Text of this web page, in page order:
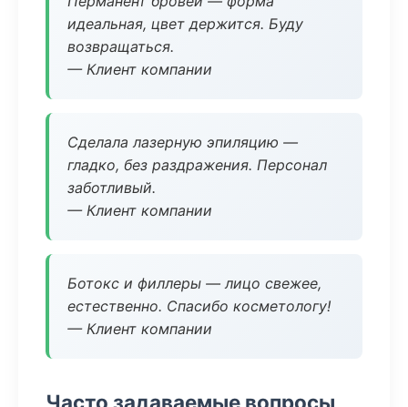
идеальная, цвет держится. Буду
возвращаться.
— Клиент компании
Сделала лазерную эпиляцию —
гладко, без раздражения. Персонал
заботливый.
— Клиент компании
Ботокс и филлеры — лицо свежее,
естественно. Спасибо косметологу!
— Клиент компании
Часто задаваемые вопросы